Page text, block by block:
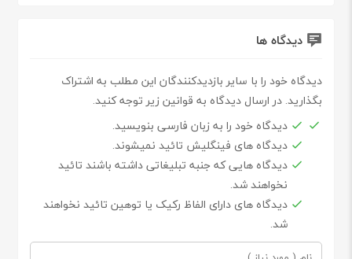
دیدگاه ها
دیدگاه خود را با سایر بازدیدکنندگان این مطلب به اشتراک
بگذارید. در ارسال دیدگاه به قوانین زیر توجه کنید.
دیدگاه خود را به زبان فارسی بنویسید.
دیدگاه های فینگلیش تائید نمیشوند.
دیدگاه هایی که جنبه تبلیغاتی داشته باشند تائید
نخواهند شد.
دیدگاه های دارای الفاظ رکیک یا توهین تائید نخواهند
شد.